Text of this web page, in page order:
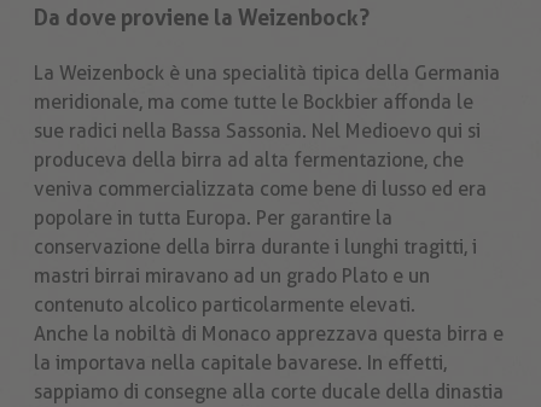
Da dove proviene la Weizenbock?
La Weizenbock è una specialità tipica della Germania
meridionale, ma come tutte le Bockbier affonda le
sue radici nella Bassa Sassonia. Nel Medioevo qui si
produceva della birra ad alta fermentazione, che
veniva commercializzata come bene di lusso ed era
popolare in tutta Europa. Per garantire la
conservazione della birra durante i lunghi tragitti, i
mastri birrai miravano ad un grado Plato e un
contenuto alcolico particolarmente elevati.
Anche la nobiltà di Monaco apprezzava questa birra e
la importava nella capitale bavarese. In effetti,
sappiamo di consegne alla corte ducale della dinastia